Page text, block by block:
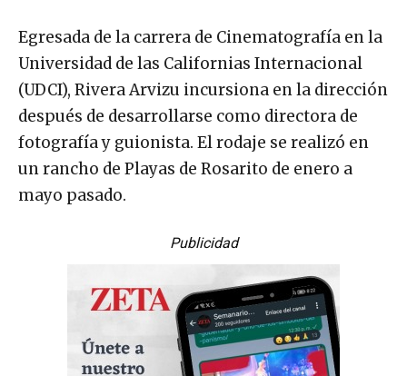
Egresada de la carrera de Cinematografía en la
Universidad de las Californias Internacional
(UDCI), Rivera Arvizu incursiona en la dirección
después de desarrollarse como directora de
fotografía y guionista. El rodaje se realizó en
un rancho de Playas de Rosarito de enero a
mayo pasado.
Publicidad